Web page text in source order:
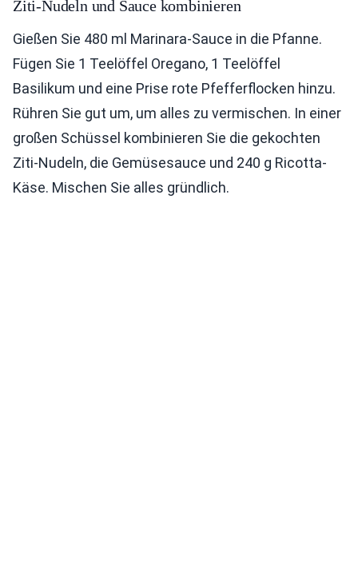
Ziti-Nudeln und Sauce kombinieren
Gießen Sie 480 ml Marinara-Sauce in die Pfanne.
Fügen Sie 1 Teelöffel Oregano, 1 Teelöffel
Basilikum und eine Prise rote Pfefferflocken hinzu.
Rühren Sie gut um, um alles zu vermischen. In einer
großen Schüssel kombinieren Sie die gekochten
Ziti-Nudeln, die Gemüsesauce und 240 g Ricotta-
Käse. Mischen Sie alles gründlich.